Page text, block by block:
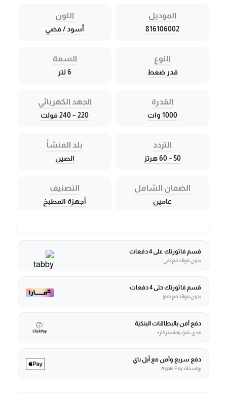
الموديل
816106002
اللون
أسود / فضي
النوع
قدر ضغط
السعة
6 لتر
القدرة
1000 وات
الجهد الكهربائي
220 – 240 فولت
التردد
50 – 60 هرتز
بلد المنشأ
الصين
الضمان الشامل
عامين
التصنيف
أجهزة المطبخ
قسم فاتورتك على 4 دفعات
بدون فوائد مع تابي
قسم فاتورتك حتى 4 دفعات
بدون فوائد مع تمارا
دفع آمن بالبطاقات البنكية
مدى، فيزا، وماستركارد
دفع سريع وآمن مع أبل باي
بواسطة Apple Pay